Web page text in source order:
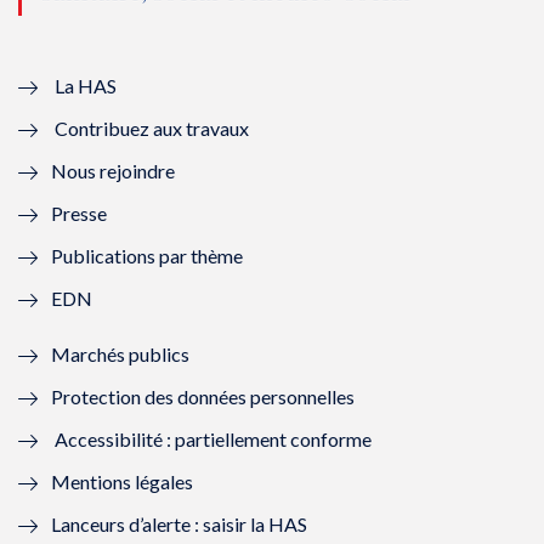
l
l
f
n
ê
t
r
e
e
n
ê
ê
t
ê
La HAS
Contribuez aux travaux
Nous rejoindre
Presse
Publications par thème
EDN
Marchés publics
Protection des données personnelles
Accessibilité : partiellement conforme
Mentions légales
Lanceurs d’alerte : saisir la HAS